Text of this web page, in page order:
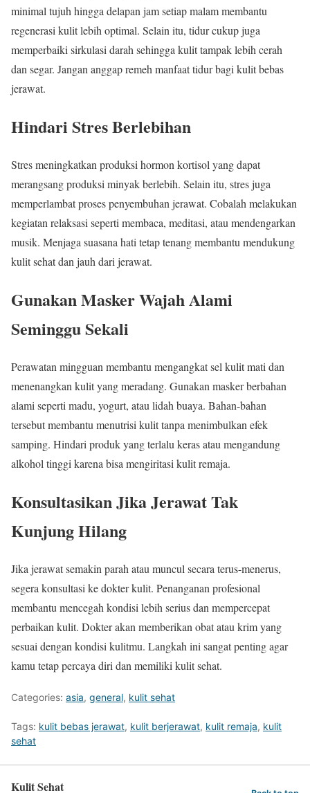
minimal tujuh hingga delapan jam setiap malam membantu
regenerasi kulit lebih optimal. Selain itu, tidur cukup juga
memperbaiki sirkulasi darah sehingga kulit tampak lebih cerah
dan segar. Jangan anggap remeh manfaat tidur bagi kulit bebas
jerawat.
Hindari Stres Berlebihan
Stres meningkatkan produksi hormon kortisol yang dapat
merangsang produksi minyak berlebih. Selain itu, stres juga
memperlambat proses penyembuhan jerawat. Cobalah melakukan
kegiatan relaksasi seperti membaca, meditasi, atau mendengarkan
musik. Menjaga suasana hati tetap tenang membantu mendukung
kulit sehat dan jauh dari jerawat.
Gunakan Masker Wajah Alami
Seminggu Sekali
Perawatan mingguan membantu mengangkat sel kulit mati dan
menenangkan kulit yang meradang. Gunakan masker berbahan
alami seperti madu, yogurt, atau lidah buaya. Bahan-bahan
tersebut membantu menutrisi kulit tanpa menimbulkan efek
samping. Hindari produk yang terlalu keras atau mengandung
alkohol tinggi karena bisa mengiritasi kulit remaja.
Konsultasikan Jika Jerawat Tak
Kunjung Hilang
Jika jerawat semakin parah atau muncul secara terus-menerus,
segera konsultasi ke dokter kulit. Penanganan profesional
membantu mencegah kondisi lebih serius dan mempercepat
perbaikan kulit. Dokter akan memberikan obat atau krim yang
sesuai dengan kondisi kulitmu. Langkah ini sangat penting agar
kamu tetap percaya diri dan memiliki kulit sehat.
Categories: asia, general, kulit sehat
Tags: kulit bebas jerawat, kulit berjerawat, kulit remaja, kulit
sehat
Kulit Sehat